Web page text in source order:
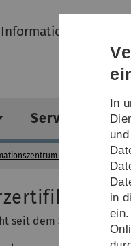
Service-
(kiz) Service-
seit dem 30.8.2023
In
in